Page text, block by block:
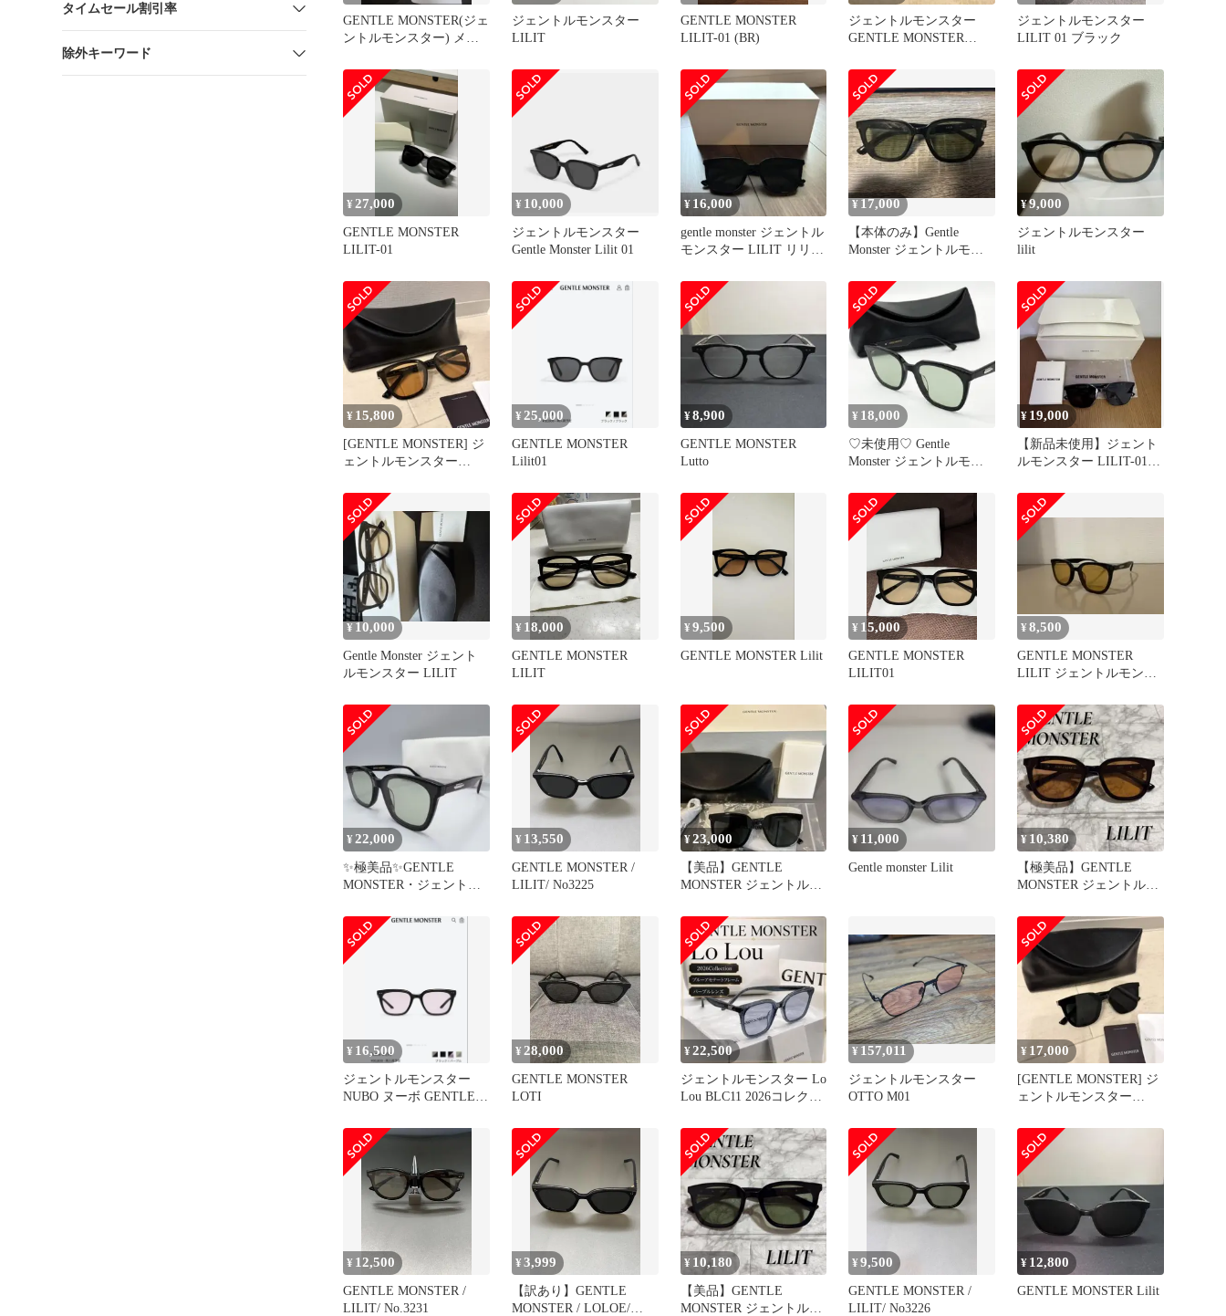
タイムセール割引率
除外キーワード
GENTLE MONSTER(ジェ
ントルモンスター) メガ
明 イエロー 黄色 新品
ジェントルモンスター
LILIT
GENTLE MONSTER
LILIT-01 (BR)
ジェントルモンスター
GENTLE MONSTER
ジェントルモンスター
LILIT 01 ブラック
¥ 27,000
GENTLE MONSTER
LILIT-01
¥ 10,000
ジェントルモンスター
Gentle Monster Lilit 01
¥ 16,000
gentle monster ジェントル
モンスター LILIT リリッ
¥ 17,000
【本体のみ】Gentle
Monster ジェントルモン
¥9,000
ジェントルモンスター
lilit
¥ 15,800
[GENTLE MONSTER] ジ
ェントルモンスター
¥ 25,000
GENTLE MONSTER
Lilit01
¥8,900
GENTLE MONSTER
Lutto
¥ 18,000
♡未使用♡ Gentle
Monster ジェントルモン
¥ 19,000
【新品未使用】ジェント
ルモンスター LILIT-01
¥ 10,000
Gentle Monster ジェント
ルモンスター LILIT
¥ 18,000
GENTLE MONSTER
LILIT
¥9,500
GENTLE MONSTER Lilit
¥ 15,000
GENTLE MONSTER
LILIT01
¥8,500
GENTLE MONSTER
LILIT ジェントルモンス
¥22,000
✨極美品✨GENTLE
MONSTER・ジェントル
¥ 13,550
GENTLE MONSTER /
LILIT/ No3225
¥23,000
【美品】GENTLE
MONSTER ジェントルモ
¥ 11,000
Gentle monster Lilit
¥ 10,380
【極美品】GENTLE
MONSTER ジェントルモ
¥ 16,500
ジェントルモンスター
NUBO ヌーボ GENTLE
¥ 28,000
GENTLE MONSTER
LOTI
¥22,500
ジェントルモンスター Lo
Lou BLC11 2026コレクシ
¥ 157,011
ジェントルモンスター
OTTO M01
¥ 17,000
[GENTLE MONSTER] ジ
ェントルモンスター
¥ 12,500
GENTLE MONSTER /
LILIT/ No.3231
¥3,999
【訳あり】GENTLE
MONSTER / LOLOE/
¥ 10,180
【美品】GENTLE
MONSTER ジェントルモ
¥9,500
GENTLE MONSTER /
LILIT/ No3226
¥ 12,800
GENTLE MONSTER Lilit